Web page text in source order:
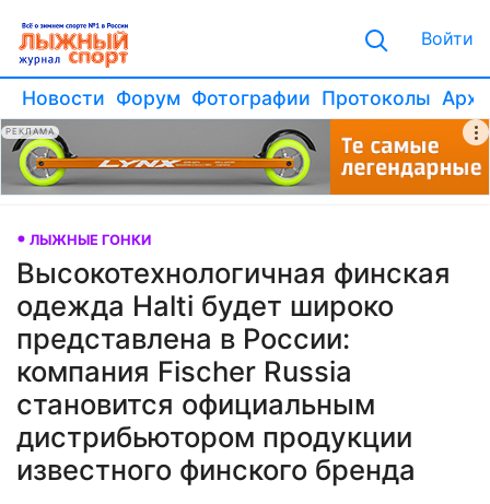
Войти
Новости Форум Фотографии Протоколы
РЕКЛАМА
ЛЫЖНЫЕ ГОНКИ
Высокотехнологичная финская
одежда Halti будет широко
представлена в России:
компания Fischer Russia
становится официальным
дистрибьютором продукции
известного финского бренда